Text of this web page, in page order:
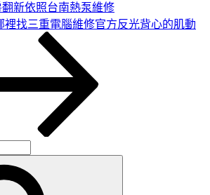
新依照台南熱泵維修
裡找三重電腦維修官方反光背心的肌動